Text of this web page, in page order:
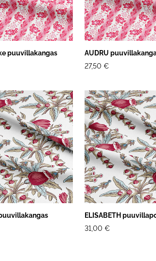
puuvillakangas
AUDRU
27,50 €
ELISABETH
31,00 €